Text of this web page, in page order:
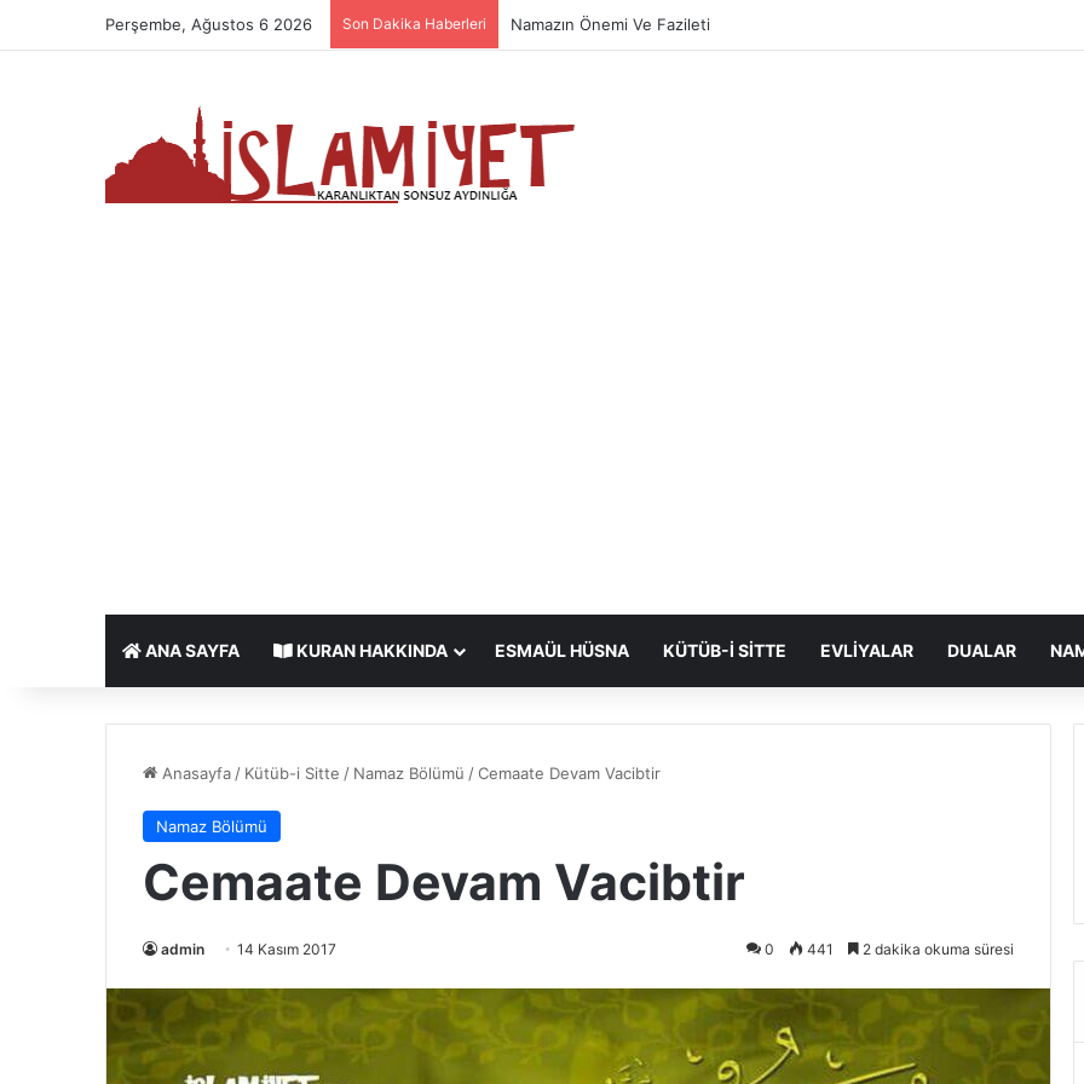
Perşembe, Ağustos 6 2026 Son Dakika Haberleri Namazın Önemi Ve Fazileti
ANA SAYFA KURAN HAKKINDA ESMAÜL HÜSNA KÜTÜB-I SITTE EVLIYALAR DUALAR
Anasayfa / Kütüb-i Sitte / Namaz Bölümü /Cemaate Devam Vacibtir
Namaz Bölümü
Cemaate Devam Vacibtir
admin 14 Kasım 2017 0 441 2 dakika okuma süresi